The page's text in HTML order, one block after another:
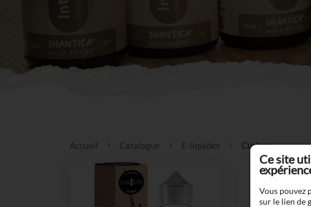
Accueil Catalogue E-liquides Curieux
Ce site
Vous pouvez
sur le lien de